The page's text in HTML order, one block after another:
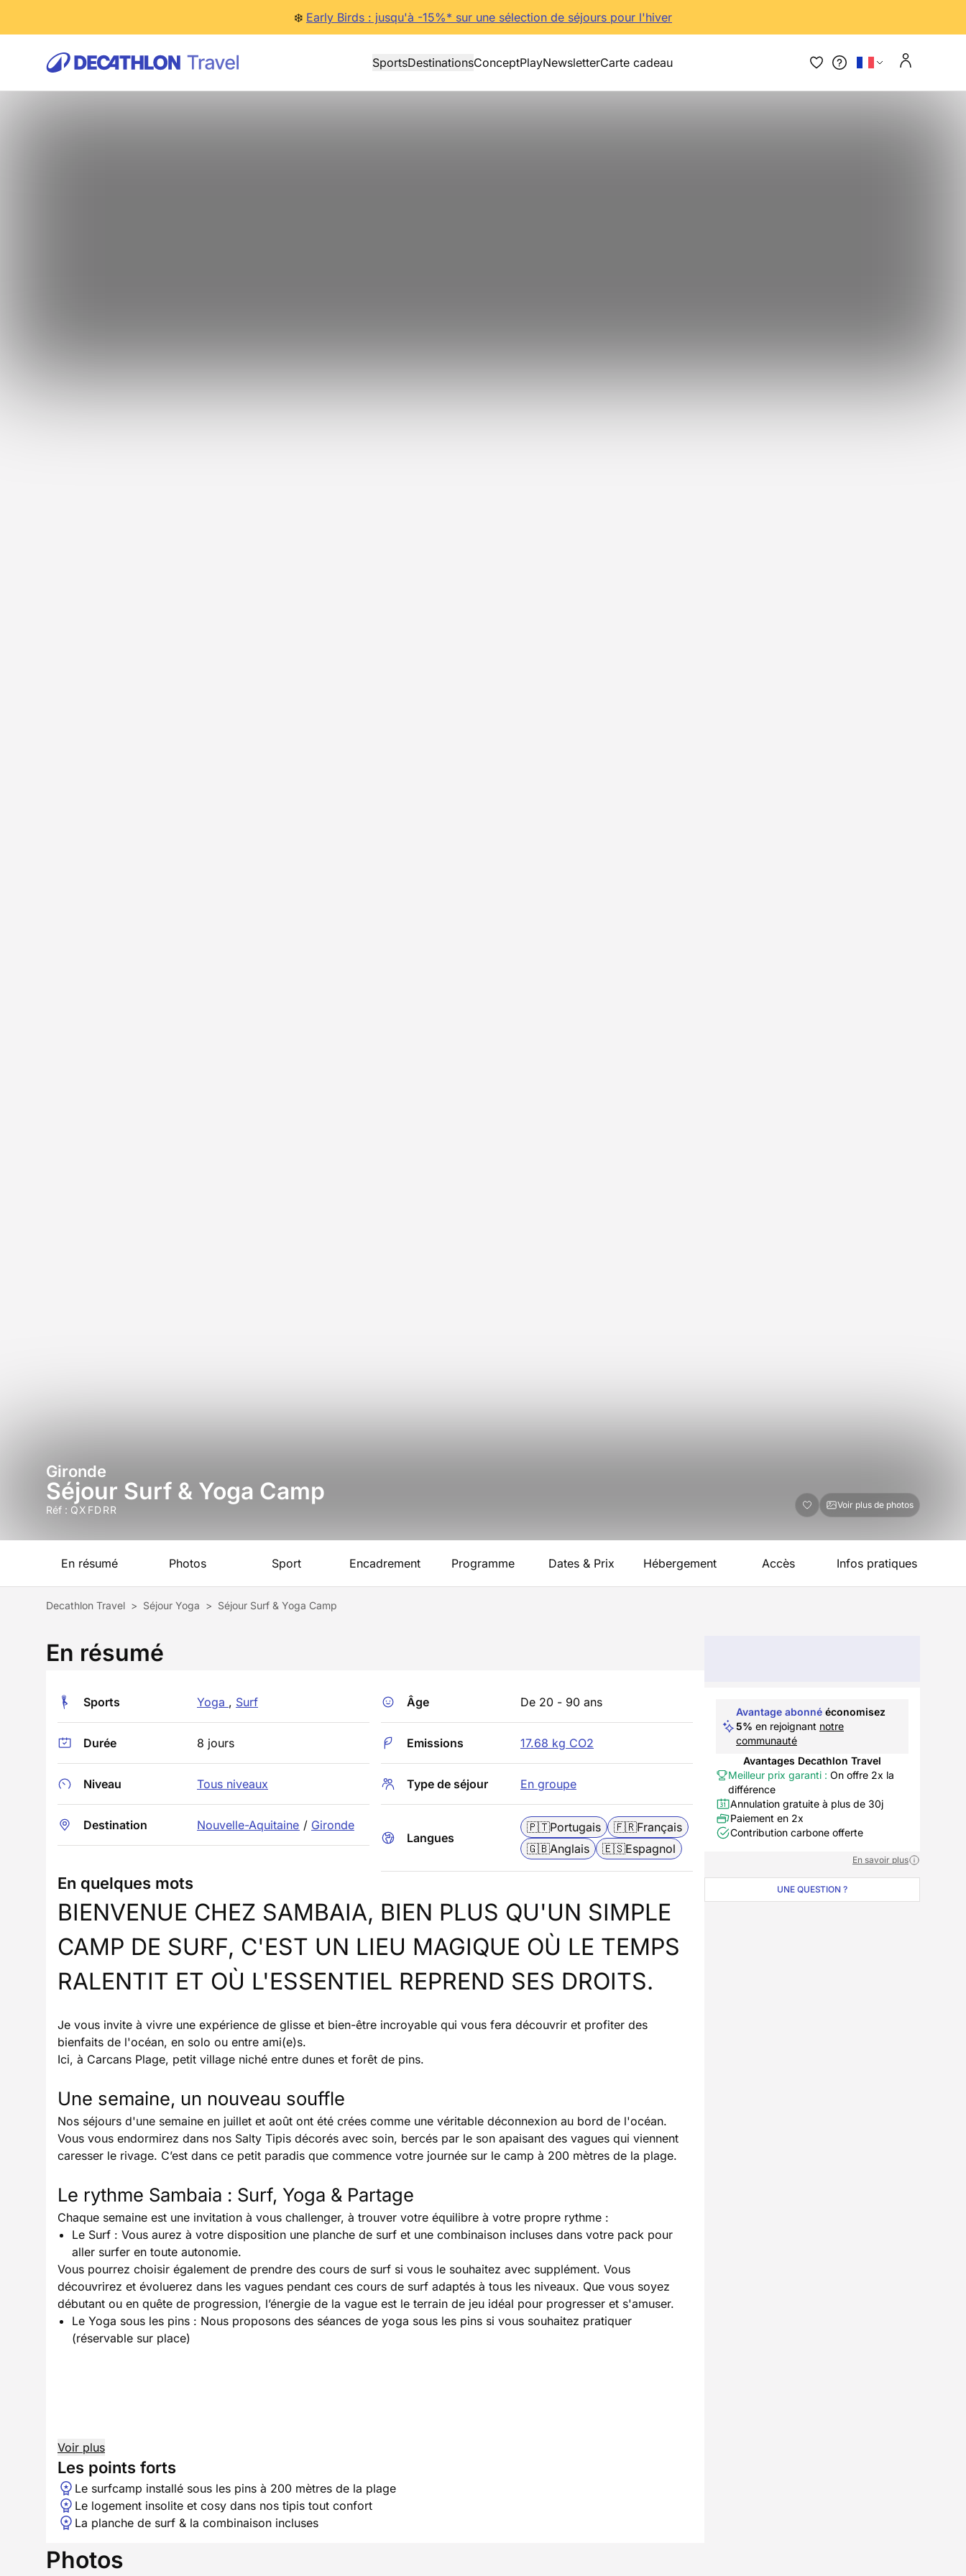
❄️ Early Birds : jusqu'à -15%* sur une sélection de séjours pour l'hiver
SportsDestinationsConceptPlayNewsletterCarte cadeau
Gironde
Séjour Surf & Yoga Camp
Réf : QXFDRR Voir plus de photos
En résumé Photos Sport Encadrement Programme Dates & Prix Hébergement Accès Infos pratiques
Decathlon Travel > Séjour Yoga > Séjour Surf & Yoga Camp
En résumé
Sports Yoga , Surf
Durée 8 jours
Niveau Tous niveaux
Destination Nouvelle-Aquitaine / Gironde
Âge De 20 - 90 ans
Emissions 17.68 kg CO2
Type de séjour En groupe
Langues
🇵🇹Portugais 🇫🇷Français
🇬🇧Anglais 🇪🇸Espagnol
En quelques mots
BIENVENUE CHEZ SAMBAIA, BIEN PLUS QU'UN SIMPLE
CAMP DE SURF, C'EST UN LIEU MAGIQUE OÙ LE TEMPS
RALENTIT ET OÙ L'ESSENTIEL REPREND SES DROITS.
Je vous invite à vivre une expérience de glisse et bien-être incroyable qui vous fera découvrir et profiter des
bienfaits de l'océan, en solo ou entre ami(e)s.
Ici, à Carcans Plage, petit village niché entre dunes et forêt de pins.
Une semaine, un nouveau souffle
Nos séjours d'une semaine en juillet et août ont été crées comme une véritable déconnexion au bord de l'océan.
Vous vous endormirez dans nos Salty Tipis décorés avec soin, bercés par le son apaisant des vagues qui viennent
caresser le rivage. C’est dans ce petit paradis que commence votre journée sur le camp à 200 mètres de la plage.
Le rythme Sambaia : Surf, Yoga & Partage
Chaque semaine est une invitation à vous challenger, à trouver votre équilibre à votre propre rythme :
Le Surf : Vous aurez à votre disposition une planche de surf et une combinaison incluses dans votre pack pour
aller surfer en toute autonomie.
Vous pourrez choisir également de prendre des cours de surf si vous le souhaitez avec supplément. Vous
découvrirez et évoluerez dans les vagues pendant ces cours de surf adaptés à tous les niveaux. Que vous soyez
débutant ou en quête de progression, l’énergie de la vague est le terrain de jeu idéal pour progresser et s'amuser.
Le Yoga sous les pins : Nous proposons des séances de yoga sous les pins si vous souhaitez pratiquer
(réservable sur place)
Voir plus
Les points forts
Le surfcamp installé sous les pins à 200 mètres de la plage
Le logement insolite et cosy dans nos tipis tout confort
La planche de surf & la combinaison incluses
Photos
Avantage abonné économisez
5% en rejoignant notre
communauté
Avantages Decathlon Travel
Meilleur prix garanti : On offre 2x la
différence
Annulation gratuite à plus de 30j
Paiement en 2x
Contribution carbone offerte
En savoir plus
UNE QUESTION ?